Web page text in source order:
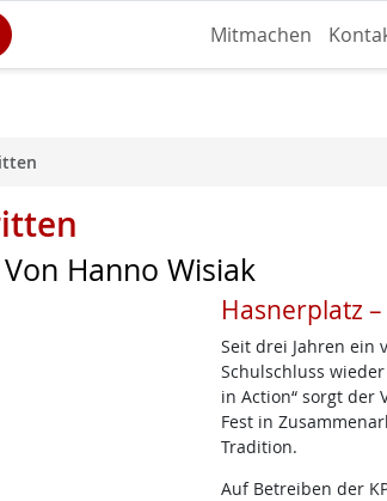
Mitmachen
Hanno Wisiak
Hasnerplatz
Seit drei Jahren ein
Schulschluss
in Action“ sorgt der
Fest in
Tradition.
Auf Betreiben der